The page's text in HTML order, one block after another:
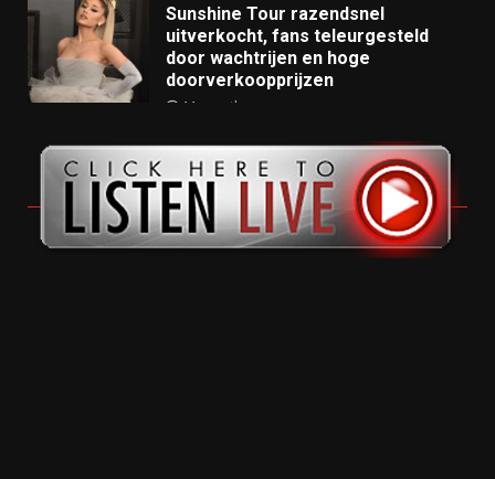
Sunshine Tour razendsnel
uitverkocht, fans teleurgesteld
door wachtrijen en hoge
doorverkoopprijzen
11 months ago